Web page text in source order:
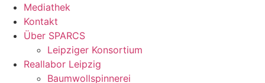
Mediathek
Kontakt
Über SPARCS
Leipziger Konsortium
Reallabor Leipzig
Baumwollspinnerei